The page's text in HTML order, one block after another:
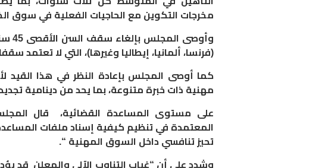
مخرجات التكوين مع الحاجيات الفعلية في سوق
(فرنسا، ألمانيا، إيطاليا وغيرها)، التي لا تعتمد
كما أوصى المجلس بإعادة النظر في هذا القيد
مهنية ذات خبرة متنوعة، بما يحد من دينامية
على مستوى المساعدة القضائية، قال
المعتمدة في تنظيم كيفية إسناد ملفات
تحيز تنافسي داخل السوق المهنية “.
وشدد على أن “غياب التناوب الآلي والمعلن قد